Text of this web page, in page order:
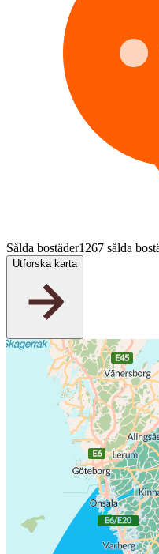
Sålda bostäder1267 sålda
Utforska karta